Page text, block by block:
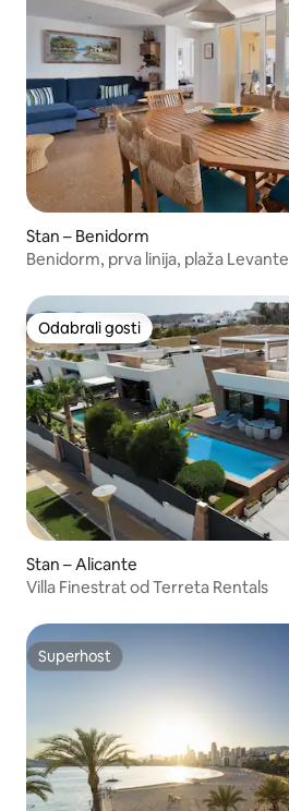
Stan – Benidorm
Benidorm, prva linija, plaža Levante
Odabrali gosti
Odabrali gosti
Stan – Alicante
Villa Finestrat od Terreta Rentals
Superhost
Superhost